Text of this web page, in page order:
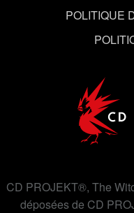
utilisation des cookies
le menu "Paramètres"
POLITIQUE
CD PROJEKT®, The
déposées de CD